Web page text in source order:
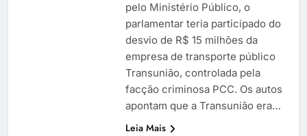
pelo Ministério Público, o
parlamentar teria participado do
desvio de R$ 15 milhões da
empresa de transporte público
Transunião, controlada pela
facção criminosa PCC. Os autos
apontam que a Transunião era…
Leia Mais